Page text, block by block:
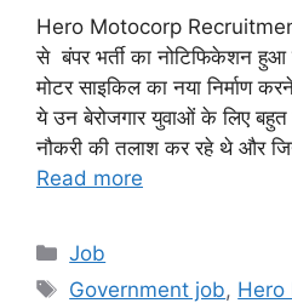
Hero Motocorp
से बंपर भर्ती का नोटिफिकेशन हुआ
मोटर साइकिल का नया निर्माण
ये उन बेरोजगार युवाओं के लिए
नौकरी की तलाश कर रहे थे और
Read more
Categories
Job
Tags
Government job, Hero